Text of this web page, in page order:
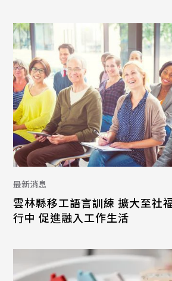
最新消息
雲林縣移工語言訓練 擴大至社
行中 促進融入工作生活